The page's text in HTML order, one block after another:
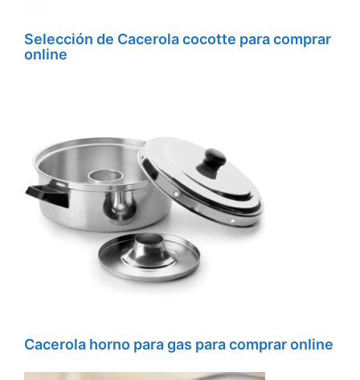
Selección de Cacerola cocotte para comprar
online
Cacerola horno para gas para comprar online